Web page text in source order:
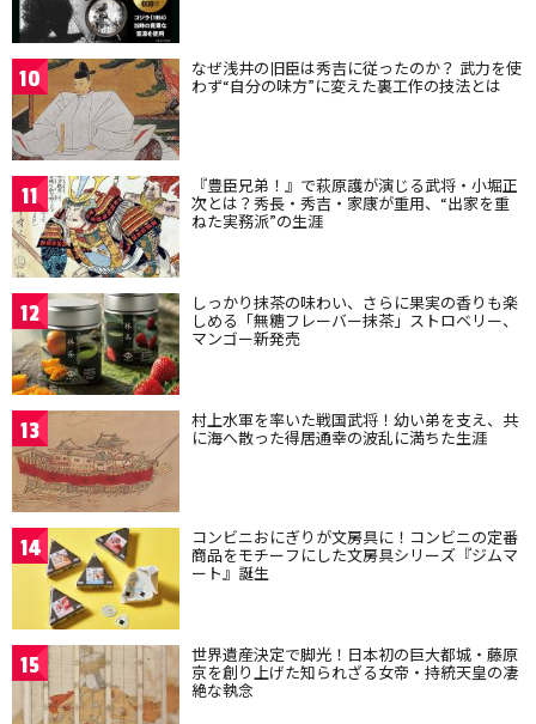
10 なぜ浅井の旧臣は秀吉に従ったのか？ 武力を使
わず“自分の味方”に変えた裏工作の技法とは
11 『豊臣兄弟！』で萩原護が演じる武将・小堀正
次とは？秀長・秀吉・家康が重用、“出家を重
ねた実務派”の生涯
12 しっかり抹茶の味わい、さらに果実の香りも楽
しめる「無糖フレーバー抹茶」ストロベリー、
マンゴー新発売
13 村上水軍を率いた戦国武将！幼い弟を支え、共
に海へ散った得居通幸の波乱に満ちた生涯
14 コンビニおにぎりが文房具に！コンビニの定番
商品をモチーフにした文房具シリーズ『ジムマ
ート』誕生
15 世界遺産決定で脚光！日本初の巨大都城・藤原
京を創り上げた知られざる女帝・持統天皇の凄
絶な執念